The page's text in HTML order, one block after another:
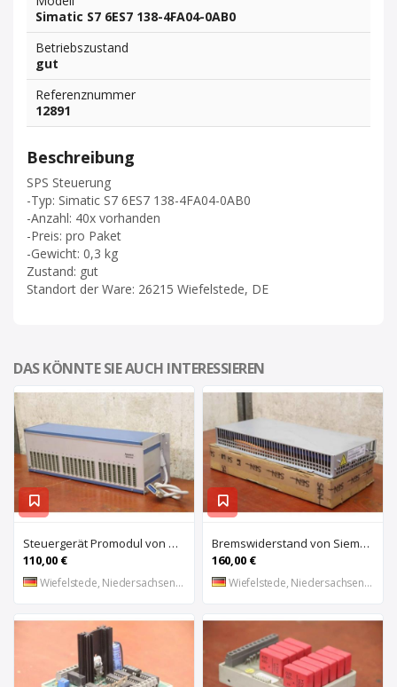
Simatic S7 6ES7 138-4FA04-0AB0
Betriebszustand
gut
Referenznummer
12891
Beschreibung
SPS Steuerung
-Typ: Simatic S7 6ES7 138-4FA04-0AB0
-Anzahl: 40x vorhanden
-Preis: pro Paket
-Gewicht: 0,3 kg
Zustand: gut
Standort der Ware: 26215 Wiefelstede, DE
DAS KÖNNTE SIE AUCH INTERESSIEREN
Steuergerät Promodul von Schleicher Ilsemann – KEG 24-30 KCD 1
110,00 €
Wiefelstede, Niedersachsen, DE
Bremswiderstand von Siemens – 6SL3100-1BE21-3AA0
160,00 €
Wiefelstede, Niedersachsen, DE